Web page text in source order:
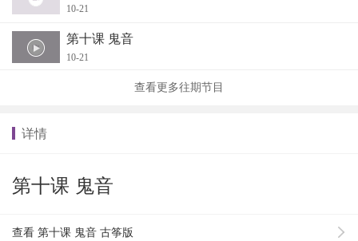
10-21
第十课 鬼音
10-21
查看更多往期节目
详情
第十课 鬼音
查看 第十课 鬼音 古筝版